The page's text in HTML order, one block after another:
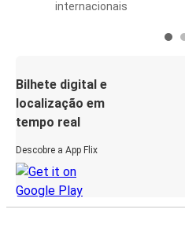
internacionais
Bilhete digital e
localização em
tempo real
Descobre a App Flix